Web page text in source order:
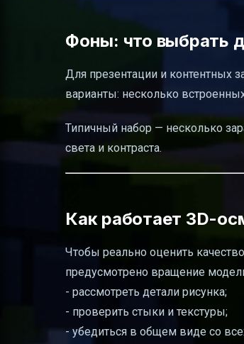
Фоны: что выбрать
Для презентации и контентных
варианты: несколько
Типичный набор — несколько
света и контраста.
Как работает 3D-
Чтобы реально оценить
предусмотрено вращение
- рассмотреть детали рисунка;
- проверить стыки и текстуры;
- убедиться в общем виде со